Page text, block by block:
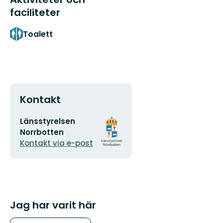
faciliteter
Toalett
Kontakt
E-
postadress
Länsstyrelsen
Norrbotten
Kontakt via e-post
Organisationens
logotyp
Jag har varit här